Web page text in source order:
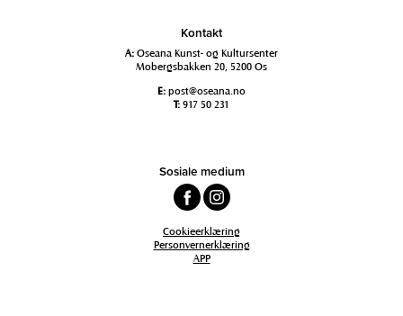
Kontakt
A: Oseana Kunst- og Kultursenter
Mobergsbakken 20, 5200 Os
E: post@oseana.no
T: 917 50 231
Sosiale medium
Cookieerklæring
Personvernerklæring
APP